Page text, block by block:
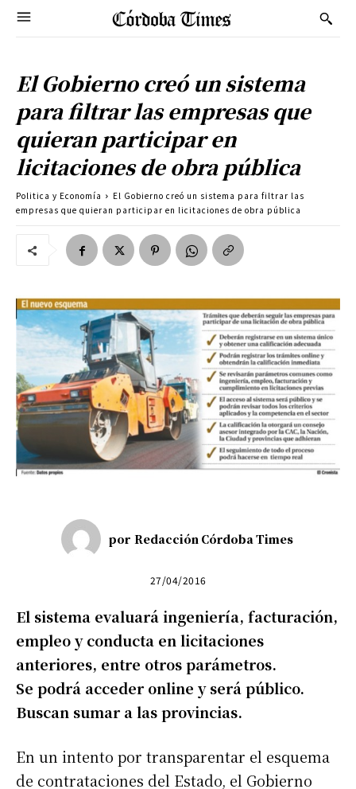
El Gobierno creó un sistema
para filtrar las empresas que
quieran participar en
licitaciones de obra pública
Politica y Economía
El Gobierno creó un sistema para filtrar las
empresas que quieran participar en licitaciones de obra pública
por Redacción Córdoba Times
27/04/2016
El sistema evaluará ingeniería, facturación,
empleo y conducta en licitaciones
anteriores, entre otros parámetros.
Se podrá acceder online y será público.
Buscan sumar a las provincias.
En un intento por transparentar el esquema
de contrataciones del Estado, el Gobierno